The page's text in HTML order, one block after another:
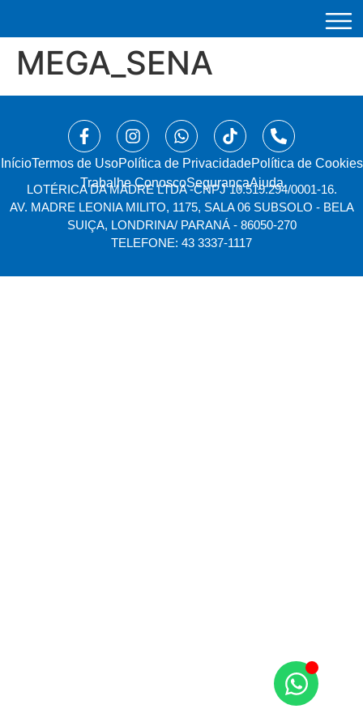
MEGA_SENA
Início⁠Termos de UsoPolítica de PrivacidadePolítica de Cookies
Trabalhe ConoscoSegurançaAjuda
LOTÉRICA DA MADRE LTDA -CNPJ 10.519.294/0001-16.
AV. MADRE LEONIA MILITO, 1175, SALA 06 SUBSOLO - BELA
SUIÇA, LONDRINA/ PARANÁ - 86050-270
TELEFONE: 43 3337-1117